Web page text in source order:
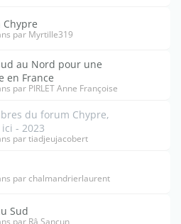
par Myrtille319
au Nord pour une
en France
par PIRLET Anne Françoise
du forum Chypre,
- 2023
par tiadjeujacobert
par chalmandrierlaurent
Sud